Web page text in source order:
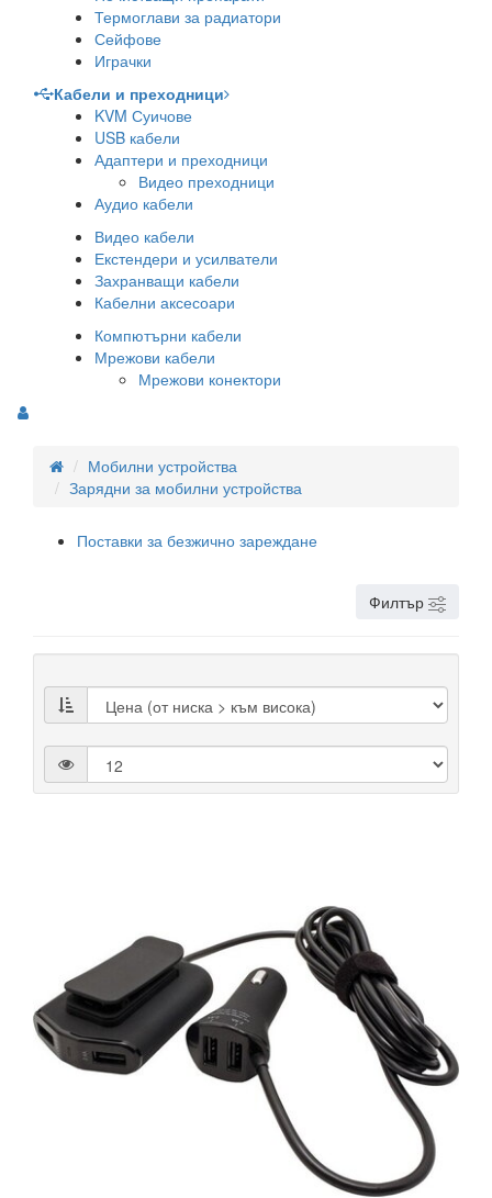
Термоглави за радиатори
Сейфове
Играчки
Кабели и преходници
KVM Суичове
USB кабели
Адаптери и преходници
Видео преходници
Аудио кабели
Видео кабели
Екстендери и усилватели
Захранващи кабели
Кабелни аксесоари
Компютърни кабели
Мрежови кабели
Мрежови конектори
Мобилни устройства
Зарядни за мобилни устройства
Поставки за безжично зареждане
Филтър